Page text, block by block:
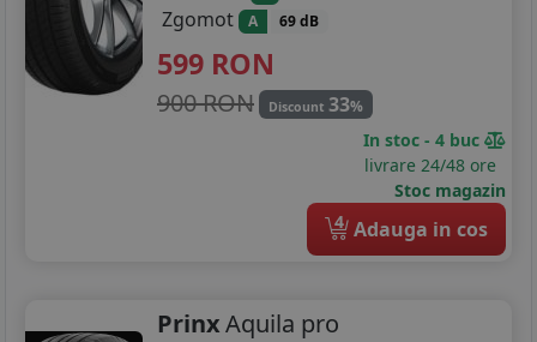
Zgomot A 69 dB
599 RON
900 RON Discount 33%
In stoc - 4 buc
livrare 24/48 ore
Stoc magazin
4 Adauga in cos
PrinxAquila pro